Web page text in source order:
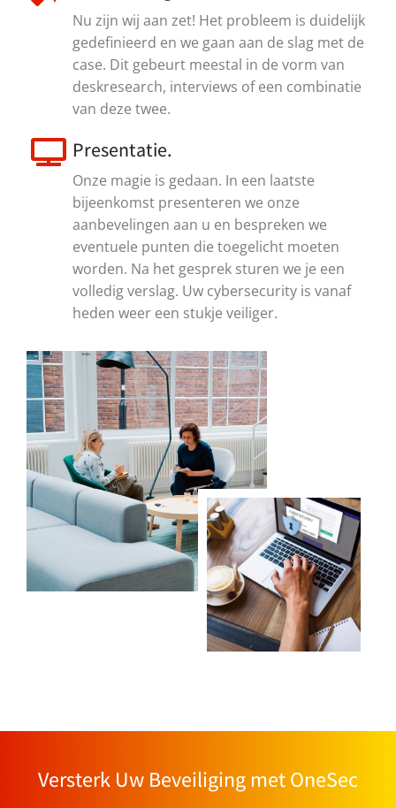
Nu zijn wij aan zet! Het probleem is duidelijk
gedefinieerd en we gaan aan de slag met de
case. Dit gebeurt meestal in de vorm van
deskresearch, interviews of een combinatie
van deze twee.
Presentatie.
Onze magie is gedaan. In een laatste
bijeenkomst presenteren we onze
aanbevelingen aan u en bespreken we
eventuele punten die toegelicht moeten
worden. Na het gesprek sturen we je een
volledig verslag. Uw cybersecurity is vanaf
heden weer een stukje veiliger.
Versterk Uw Beveiliging met OneSec